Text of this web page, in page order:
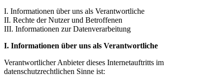
I. Informationen über uns als Verantwortliche
II. Rechte der Nutzer und Betroffenen
III. Informationen zur Datenverarbeitung
I. Informationen über uns als Verantwortliche
Verantwortlicher Anbieter dieses Internetauftritts im
datenschutzrechtlichen Sinne ist: